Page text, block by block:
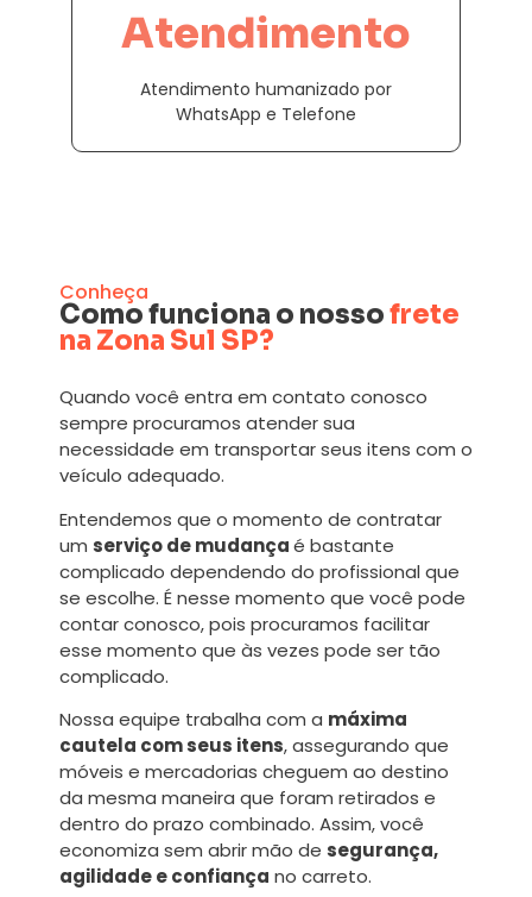
Atendimento
Atendimento humanizado por
WhatsApp e Telefone
Conheça
Como funciona o nossofrete
na Zona Sul SP?
Quando você entra em contato conosco
sempre procuramos atender sua
necessidade em transportar seus itens com o
veículo adequado.
Entendemos que o momento de contratar
um serviço de mudançaé bastante
complicado dependendo do profissional que
se escolhe. É nesse momento que você pode
contar conosco, pois procuramos facilitar
esse momento que às vezes pode ser tão
complicado.
Nossa equipe trabalha com a máxima
cautela com seus itens, assegurando que
móveis e mercadorias cheguem ao destino
da mesma maneira que foram retirados e
dentro do prazo combinado. Assim, você
economiza sem abrir mão de segurança,
agilidade e confiança no carreto.